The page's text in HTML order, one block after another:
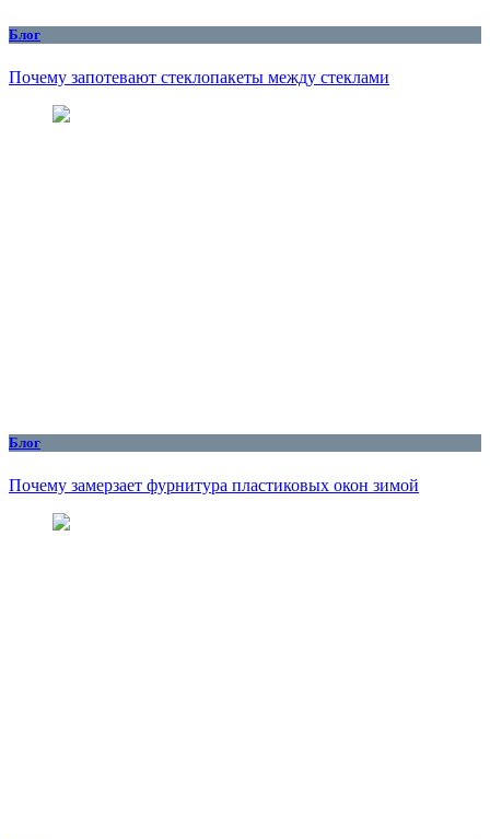
Блог
Почему запотевают стеклопакеты между стеклами
Блог
Почему замерзает фурнитура пластиковых окон зимой